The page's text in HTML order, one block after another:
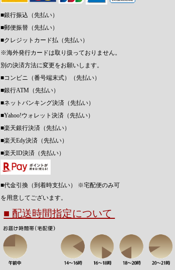
■銀行振込（先払い）
■郵便振替（先払い）
■クレジットカード払（先払い）
※海外発行カードは取り扱っておりません。
別の決済方法に変更をお願いします。
■コンビニ（番号端末式）（先払い）
■銀行ATM（先払い）
■ネットバンキング決済（先払い）
■Yahoo!ウォレット決済（先払い）
■楽天銀行決済（先払い）
■楽天Edy決済（先払い）
■楽天ID決済（先払い）
■代金引換（到着時支払い） ※宅配便のみ可
を用意してございます。
■ 配送時間指定について